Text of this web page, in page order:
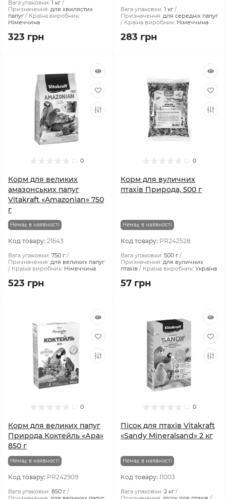
Вага упаковки: 1 кг
Призначення: для хвилястих
папуг
Країна виробник:
Німеччина
323 грн
Вага упаковки: 1 кг
Призначення: для середніх папуг
Країна виробник: Німеччина
283 грн
0
Корм для великих
амазонських папуг
Vitakraft «Amazonian» 750
г
Немає в наявності
Код товару: 21643
Вага упаковки: 750 г
Призначення: для великих папуг
Країна виробник: Німеччина
523 грн
0
Корм для вуличних
птахів Природа, 500 г
Немає в наявності
Код товару: PR242528
Вага упаковки: 500 г
Призначення: для вуличних
птахів
Країна виробник: Україна
57 грн
0
Корм для великих папуг
Природа Коктейль «Ара»
850 г
Немає в наявності
Код товару: PR242909
Вага упаковки: 850 г
0
Пісок для птахів Vitakraft
«Sandy Mineralsand» 2 кг
Немає в наявності
Код товару: 11003
Вага упаковки: 2 кг